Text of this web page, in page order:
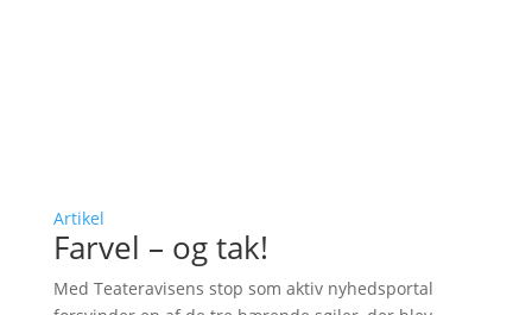
Artikel
Farvel – og tak!
Med Teateravisens stop som aktiv nyhedsportal